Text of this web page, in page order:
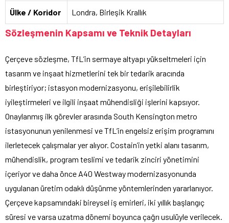
Ülke / Koridor Londra, Birleşik Krallık
Sözleşmenin Kapsamı ve Teknik Detayları
Çerçeve sözleşme, TfL’in sermaye altyapı yükseltmeleri için
tasarım ve inşaat hizmetlerini tek bir tedarik aracında
birleştiriyor; istasyon modernizasyonu, erişilebilirlik
iyileştirmeleri ve ilgili inşaat mühendisliği işlerini kapsıyor.
Onaylanmış ilk görevler arasında South Kensington metro
istasyonunun yenilenmesi ve TfL’in engelsiz erişim programını
ilerletecek çalışmalar yer alıyor. Costain’in yetki alanı tasarım,
mühendislik, program teslimi ve tedarik zinciri yönetimini
içeriyor ve daha önce A40 Westway modernizasyonunda
uygulanan üretim odaklı düşünme yöntemlerinden yararlanıyor.
Çerçeve kapsamındaki bireysel iş emirleri, iki yıllık başlangıç
süresi ve varsa uzatma dönemi boyunca çağrı usulüyle verilecek.